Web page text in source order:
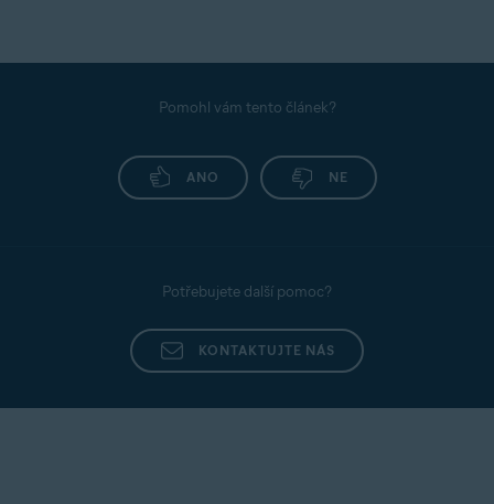
Pomohl vám tento článek?
ANO NE
Potřebujete další pomoc?
KONTAKTUJTE NÁS